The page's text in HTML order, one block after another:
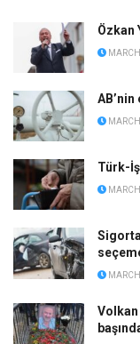
Özkan
Türk-
Volkan